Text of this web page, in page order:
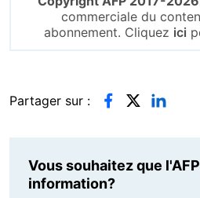
commerciale du
abonnement. Cliquez ici
Partager sur :
Vous souhaitez que
information?